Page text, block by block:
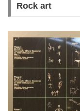
Rock art